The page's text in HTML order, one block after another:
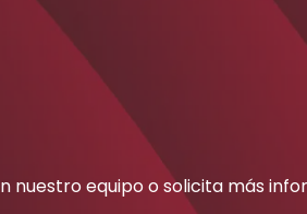
nuestro equipo o solicita más